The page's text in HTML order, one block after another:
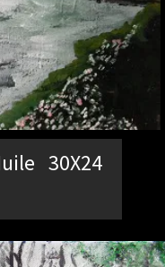
30X24